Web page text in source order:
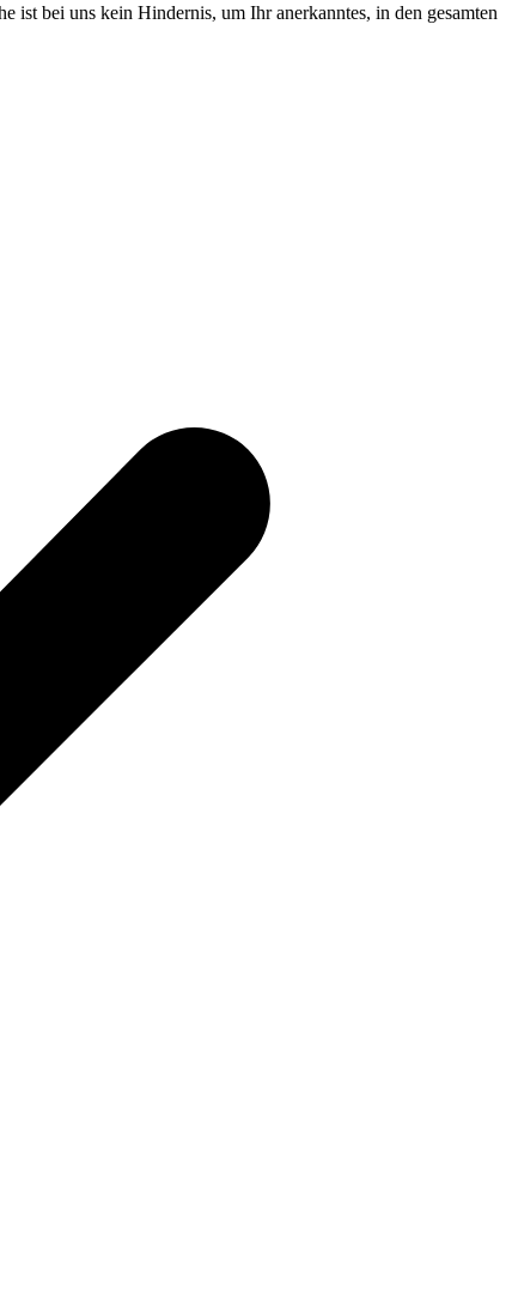
bei uns kein Hindernis, um Ihr anerkanntes, in den gesamten